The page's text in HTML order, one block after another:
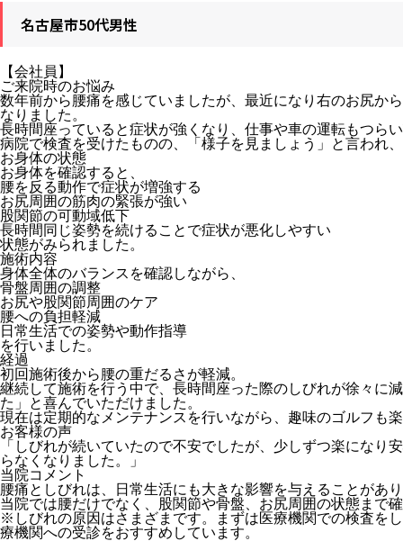
名古屋市50代男性
【会社員】
ご来院時のお悩み
数年前から腰痛を感じていましたが、最近になり右のお尻か
なりました。
長時間座っていると症状が強くなり、仕事や車の運転もつら
病院で検査を受けたものの、「様子を見ましょう」と言われ
お身体の状態
お身体を確認すると、
腰を反る動作で症状が増強する
お尻周囲の筋肉の緊張が強い
股関節の可動域低下
長時間同じ姿勢を続けることで症状が悪化しやすい
状態がみられました。
施術内容
身体全体のバランスを確認しながら、
骨盤周囲の調整
お尻や股関節周囲のケア
腰への負担軽減
日常生活での姿勢や動作指導
を行いました。
経過
初回施術後から腰の重だるさが軽減。
継続して施術を行う中で、長時間座った際のしびれが徐々に
た」と喜んでいただけました。
現在は定期的なメンテナンスを行いながら、趣味のゴルフも
お客様の声
「しびれが続いていたので不安でしたが、少しずつ楽になり
らなくなりました。」
当院コメント
腰痛としびれは、日常生活にも大きな影響を与えることがあ
当院では腰だけでなく、股関節や骨盤、お尻周囲の状態まで
※しびれの原因はさまざまです。まずは医療機関での検査を
療機関への受診をおすすめしています。